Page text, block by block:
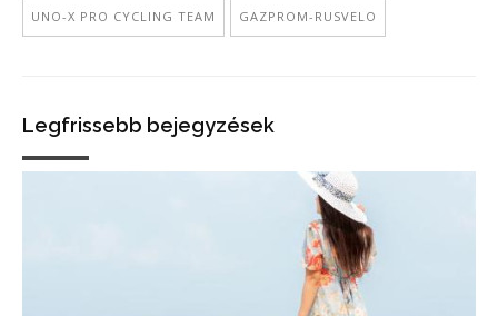
UNO-X PRO CYCLING TEAM GAZPROM-RUSVELO
Legfrissebb bejegyzések